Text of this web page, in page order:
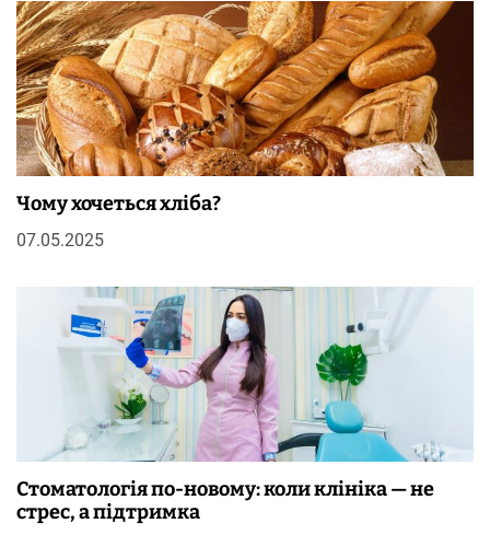
Чому хочеться хліба?
07.05.2025
Стоматологія по-новому: коли клініка — не
стрес, а підтримка